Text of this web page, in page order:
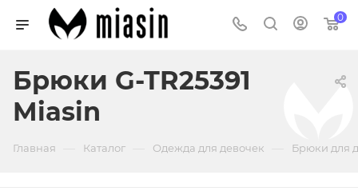
0
Брюки G-TR25391
Miasin
Главная Каталог Одежда для девочек Брюки для